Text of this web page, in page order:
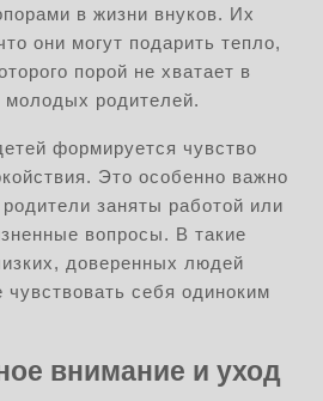
в жизни внуков. Их
они могут подарить тепло,
порой не хватает в
молодых родителей.
формируется чувство
Это особенно важно
заняты работой или
вопросы. В такие
доверенных людей
чувствовать себя одиноким
внимание и уход